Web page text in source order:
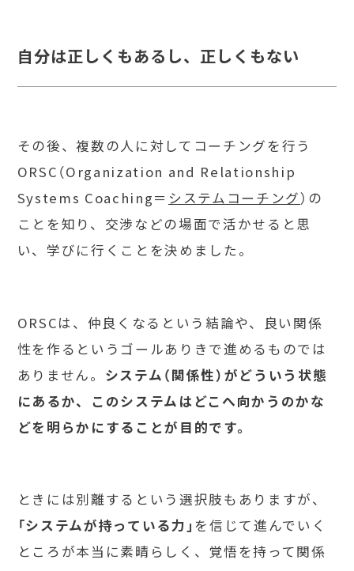
自分は正しくもあるし、正しくもない
その後、複数の人に対してコーチングを行う
ORSC（Organization and Relationship
Systems Coaching＝ システムコーチング）の
ことを知り、交渉などの場面で活かせると思
い、学びに行くことを決めました。
ORSCは、仲良くなるという結論や、良い関係
性を作るというゴールありきで進めるものでは
ありません。 システム（関係性）がどういう状態
にあるか、このシステムはどこへ向かうのかな
どを明らかにすることが目的です。
ときには別離するという選択肢もありますが、
「システムが持っている力」 を信じて進んでいく
ところが本当に素晴らしく、覚悟を持って関係